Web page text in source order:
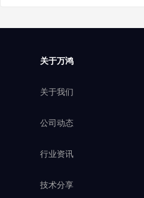
关于万鸿
关于我们
公司动态
行业资讯
技术分享